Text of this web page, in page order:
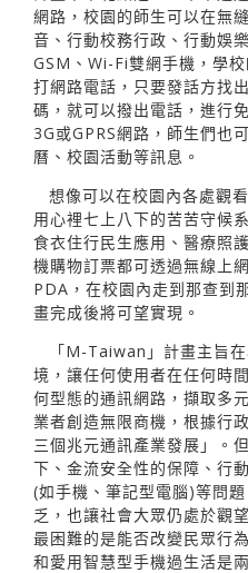
網路，校園的師生可以在無
音、行動校務行政、行動娛
GSM、Wi-Fi雙網手機，學
打網路電話，只要發話方找
碼，就可以撥出電話，進行
3G或GPRS網路，師生們也
曆、校園活動等訊息。
想像可以在校園內各處觀
用心裡七上八下的苦苦守候
食衣住行民生應用、醫療照
機購物訂票都可透過無線上
PDA，在校園內走到那查到
畫完成後將可望實現。
「M-Taiwan」計畫主旨
境，讓任何使用者在任何時
何型態的通訊網路，擷取多
業者創造無限商機，根據行
三個兆元通訊產業發展」。
下、金流安全性的保障、行
(如手機、筆記型電腦)等問
乏，也讓社會大眾仍處於觀
最困難的是能否改變民眾行
和愛用智慧型手機過生活是